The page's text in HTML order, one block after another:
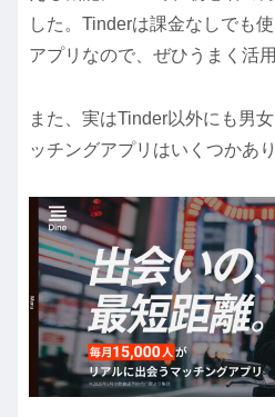
した。Tinderは課金なしでも
アプリなので、ぜひうまく活
また、実はTinder以外にも男
ッチングアプリはいくつかあり